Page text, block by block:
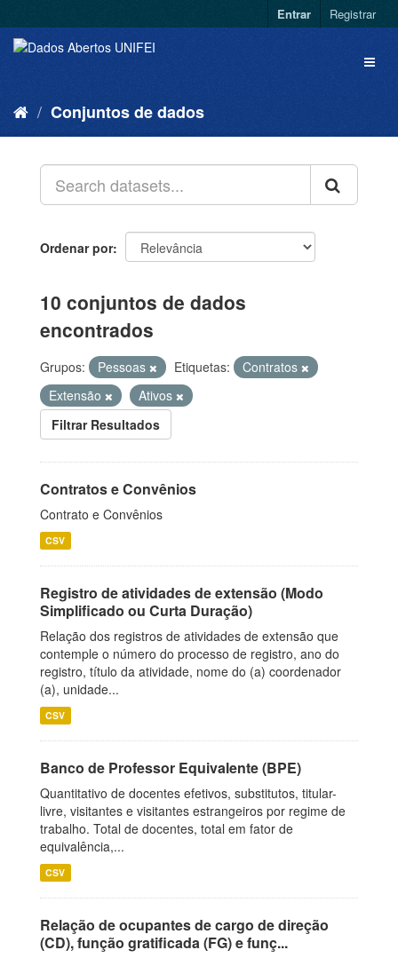
Entrar Registrar
Conjuntos de dados
Ordenar por
10 conjuntos de dados
encontrados
Grupos: Pessoas Etiquetas:
Contratos
Extensão
Ativos
Filtrar Resultados
Contratos e Convênios
Contrato e Convênios
CSV
Registro de atividades de extensão (Modo
Simplificado ou Curta Duração)
Relação dos registros de atividades de extensão que
contemple o número do processo de registro, ano do
registro, título da atividade, nome do (a) coordenador
(a), unidade...
CSV
Banco de Professor Equivalente (BPE)
Quantitativo de docentes efetivos, substitutos, titular-
livre, visitantes e visitantes estrangeiros por regime de
trabalho. Total de docentes, total em fator de
equivalência,...
CSV
Relação de ocupantes de cargo de direção
(CD), função gratificada (FG) e funç...